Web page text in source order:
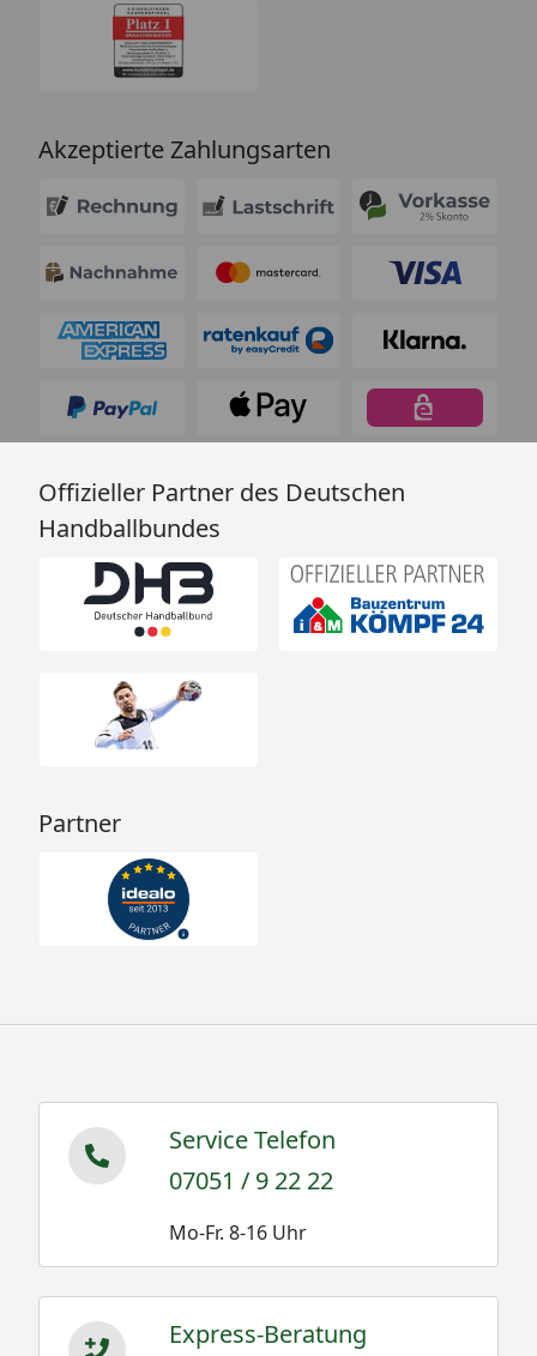
Akzeptierte Zahlungsarten
Offizieller Partner des Deutschen
Handballbundes
Partner
Service Telefon
07051 / 9 22 22
Mo-Fr. 8-16 Uhr
Express-Beratung